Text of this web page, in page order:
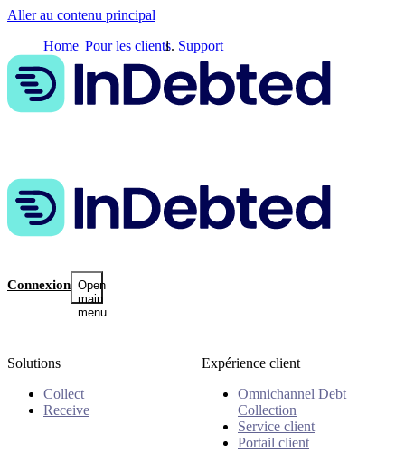
Aller au contenu principal
Connexion Open
main
menu
Home Pour les clients Support
Solutions
Collect
Receive
Expérience client
Omnichannel Debt
Collection
Service client
Portail client